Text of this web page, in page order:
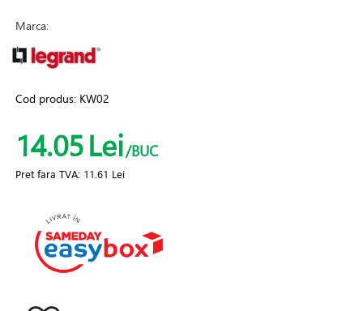
Marca:
Cod produs: KW02
14.05Lei/BUC
Pret fara TVA: 11.61 Lei